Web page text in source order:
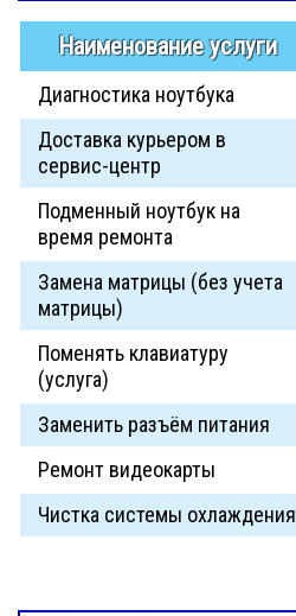
Наименование услуги
Диагностика ноутбука
Доставка курьером в
сервис-центр
Подменный ноутбук на
время ремонта
Замена матрицы (без учета
матрицы)
Поменять клавиатуру
(услуга)
Заменить разъём питания
Ремонт видеокарты
Чистка системы охлаждения